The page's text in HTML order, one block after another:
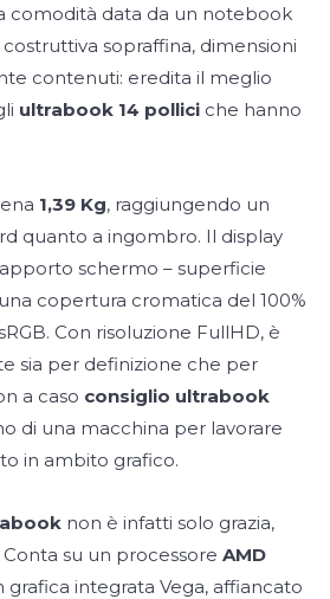
comodità data da un notebook
costruttiva sopraffina, dimensioni
contenuti: eredita il meglio
ultrabook 14 pollici che hanno
1,39 Kg, raggiungendo un
quanto a ingombro. Il display
schermo – superficie
copertura cromatica del 100%
Con risoluzione FullHD, è
sia per definizione che per
a caso consiglio ultrabook
di una macchina per lavorare
in ambito grafico.
non è infatti solo grazia,
su un processore AMD
grafica integrata Vega, affiancato